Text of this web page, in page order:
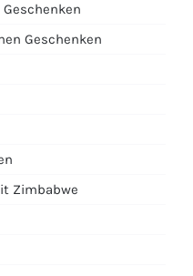
Geschenken
Zimbabwe